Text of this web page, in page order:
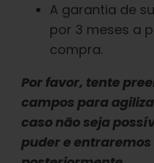
Preservando a
Contato
Loja
A garantia de
por 3 meses a
compra.
Por favor, tente
campos para
caso não seja
puder e